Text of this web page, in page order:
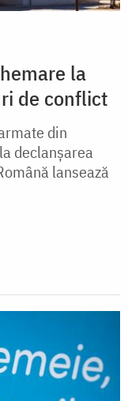
la
de conflict
din
declanșarea
lansează